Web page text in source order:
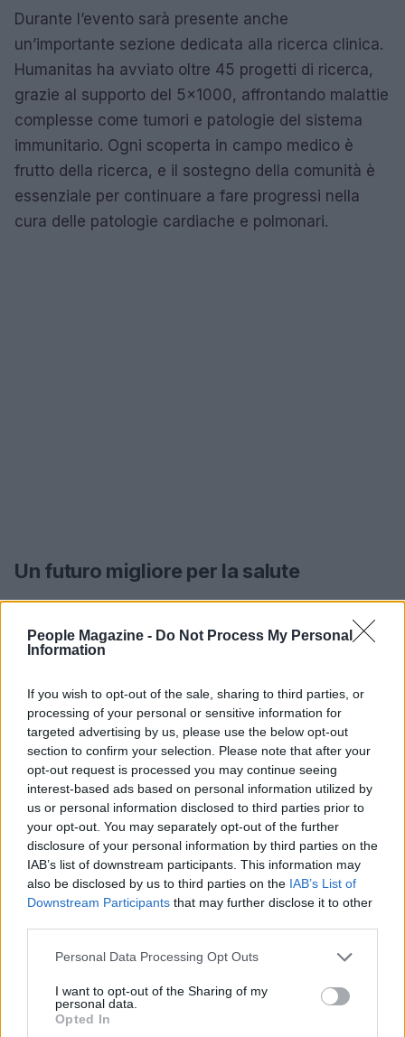
People Magazine - Do Not Process My Personal
Information
If you wish to opt-out of the sale, sharing to third parties, or
processing of your personal or sensitive information for
targeted advertising by us, please use the below opt-out
section to confirm your selection. Please note that after your
opt-out request is processed you may continue seeing
interest-based ads based on personal information utilized by
us or personal information disclosed to third parties prior to
your opt-out. You may separately opt-out of the further
disclosure of your personal information by third parties on the
IAB’s list of downstream participants. This information may
also be disclosed by us to third parties on the IAB’s List of
Downstream Participants that may further disclose it to other
Please note that this website/app uses one or more Google
not limited to your visit or usage behaviour. You may click to
grant or deny consent to Google and its third-party tags to
use your data for below specified purposes in below Google
Personal Data Processing Opt Outs
I want to opt-out of the Sharing of my
personal data.
Opted In
Durante l’evento sarà presente anche
un’importante sezione dedicata alla ricerca clinica.
Humanitas ha avviato oltre 45 progetti di ricerca,
grazie al supporto del 5×1000, affrontando malattie
complesse come tumori e patologie del sistema
immunitario. Ogni scoperta in campo medico è
frutto della ricerca, e il sostegno della comunità è
essenziale per continuare a fare progressi nella
cura delle patologie cardiache e polmonari.
Un futuro migliore per la salute
Il lavoro congiunto di medici e ricercatori è
fondamentale per migliorare le terapie e anticipare
le diagnosi. Ogni piccolo passo in avanti nella
persone. Il messaggio che emerge dall’evento è
chiaro: prendersi cura del proprio respiro è un atto
di amore verso se stessi e verso gli altri. Con il
canto come strumento di unione, si può sperare in
un futuro più sano e consapevole.
AUTORE
AiAdhubMedia